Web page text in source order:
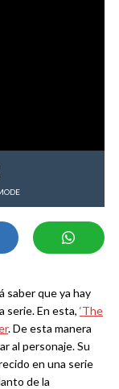
saber que ya hay
serie. En esta, ‘The
. De esta manera
al personaje. Su
en una serie
de la